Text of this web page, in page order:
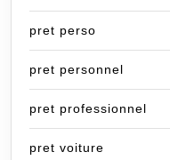
pret perso
pret personnel
pret professionnel
pret voiture